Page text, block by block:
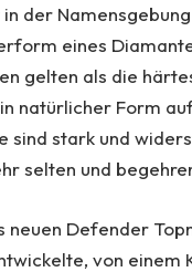
der
eines
gelten als die
natürlicher Form
sind stark und
selten und
neuen Defender
von einem